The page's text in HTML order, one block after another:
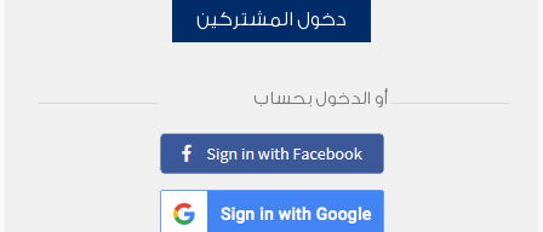
دخول المشتركين
أو الدخول بحساب